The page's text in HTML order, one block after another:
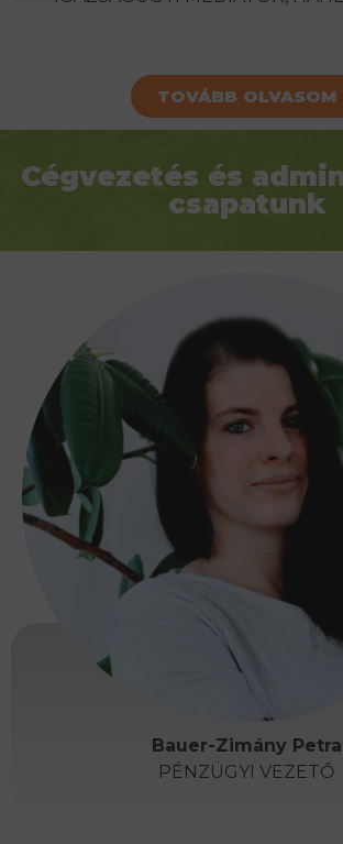
TOVÁBB OLVASOM
Cégvezetés és
csapatunk
Bauer-Zimány Petra
PÉNZÜGYI VEZETŐ